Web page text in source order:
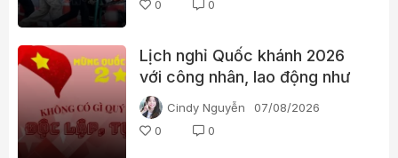
0
0
Lịch nghỉ Quốc khánh 2026
với công nhân, lao động như
thế nào?Cindy Nguyễn
07/08/2026
0
0